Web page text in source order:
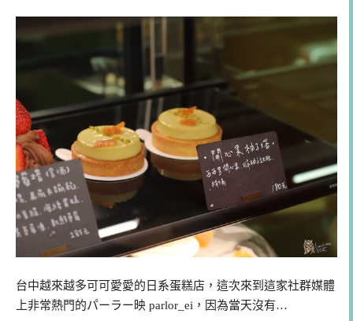
台中越來越多可可愛愛的日系蛋糕店，這次來到這家社群媒體
上非常熱門的パーラー映 parlor_ei，因為當天沒有…